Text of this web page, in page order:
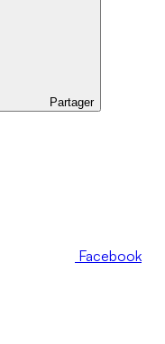
Partager
Facebook